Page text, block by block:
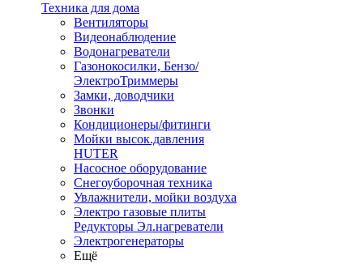
Техника для дома
Вентиляторы
Видеонаблюдение
Водонагреватели
Газонокосилки, Бензо/
ЭлектроТриммеры
Замки, доводчики
Звонки
Кондиционеры/фитинги
Мойки высок.давления
HUTER
Насосное оборудование
Снегоуборочная техника
Увлажнители, мойки воздуха
Электро газовые плиты
Редукторы Эл.нагреватели
Электрогенераторы
Ещё